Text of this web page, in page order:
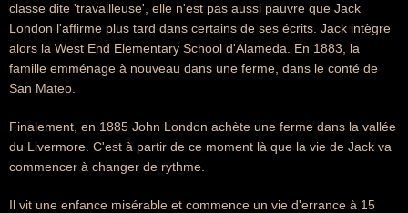
classe dite 'travailleuse', elle n'est pas aussi pauvre que Jack
London l'affirme plus tard dans certains de ses écrits. Jack intègre
alors la West End Elementary School d'Alameda. En 1883, la
famille emménage à nouveau dans une ferme, dans le conté de
San Mateo.
Finalement, en 1885 John London achète une ferme dans la vallée
du Livermore. C'est à partir de ce moment là que la vie de Jack va
commencer à changer de rythme.
Il vit une enfance misérable et commence un vie d'errance à 15